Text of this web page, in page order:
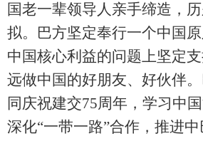
国老一辈领导人亲手缔造，
拟。巴方坚定奉行一个中国
中国核心利益的问题上坚定
远做中国的好朋友、好伙伴
同庆祝建交75周年，学习中
深化“一带一路”合作，推进